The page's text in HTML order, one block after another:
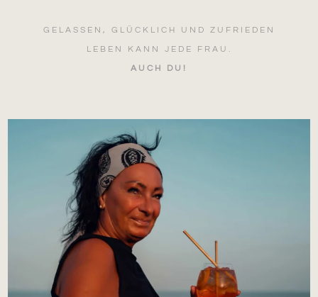
GELASSEN, GLÜCKLICH UND ZUFRIEDEN
LEBEN KANN JEDE FRAU.
AUCH DU!